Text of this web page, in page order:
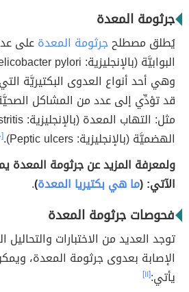
جرثومة المعدة
يُطلق مصطلحجرثومة المعدةعلى
وهي أحد أنواع العدوى البكتيريَّة
قد تؤدِّي إلى عدد من المشاكل
الهضميَّة (بالإنجليزية: Peptic ulcers).
[١٠]
ولمعرفة المزيد عن جرثومة المعدة
الآتي: (ما هي بكتيريا المعدة)
.
فحوصات جرثومة المعدة
توجد العديد من الاختبارات
الإصابة بعدوى جرثومة المعدة،
يأتي:[١١]